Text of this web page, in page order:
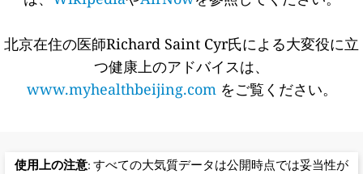
北京在住の医師Richard Saint Cyr氏による大変役に立
つ健康上のアドバイスは、
www.myhealthbeijing.com をご覧ください。
使用上の注意: すべての大気質データは公開時点では妥当性が